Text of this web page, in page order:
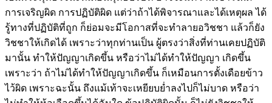
การเจริญผิด การปฏิบัติผิด แต่ว่าถ้าได้พิจารณาและได้เหตุผล ได้
รู้ทางที่ปฏิบัติที่ถูก ก็ย่อมจะมีโอกาสที่จะทำลายอวิชชา แล้วก็ยัง
วิชชาให้เกิดได้ เพราะว่าทุกท่านเป็น ผู้ตรงว่าสิ่งที่ท่านเคยปฏิบัติ
มานั้น ทำให้ปัญญาเกิดขึ้น หรือว่าไม่ได้ทำให้ปัญญา เกิดขึ้น
เพราะว่า ถ้าไม่ได้ทำให้ปัญญาเกิดขึ้น ก็เหมือนการตั้งเดือยข้าว
ไว้ผิด เพราะฉะนั้น ถึงแม้เท้าจะเหยียบย่ำลงไปก็ไม่บาด หรือว่า